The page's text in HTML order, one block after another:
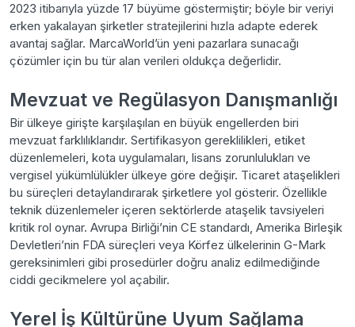
2023 itibarıyla yüzde 17 büyüme göstermiştir; böyle bir veriyi
erken yakalayan şirketler stratejilerini hızla adapte ederek
avantaj sağlar. MarcaWorld’ün yeni pazarlara sunacağı
çözümler için bu tür alan verileri oldukça değerlidir.
Mevzuat ve Regülasyon Danışmanlığı
Bir ülkeye girişte karşılaşılan en büyük engellerden biri
mevzuat farklılıklarıdır. Sertifikasyon gereklilikleri, etiket
düzenlemeleri, kota uygulamaları, lisans zorunlulukları ve
vergisel yükümlülükler ülkeye göre değişir. Ticaret ataşelikleri
bu süreçleri detaylandırarak şirketlere yol gösterir. Özellikle
teknik düzenlemeler içeren sektörlerde ataşelik tavsiyeleri
kritik rol oynar. Avrupa Birliği’nin CE standardı, Amerika Birleşik
Devletleri’nin FDA süreçleri veya Körfez ülkelerinin G-Mark
gereksinimleri gibi prosedürler doğru analiz edilmediğinde
ciddi gecikmelere yol açabilir.
Yerel İş Kültürüne Uyum Sağlama